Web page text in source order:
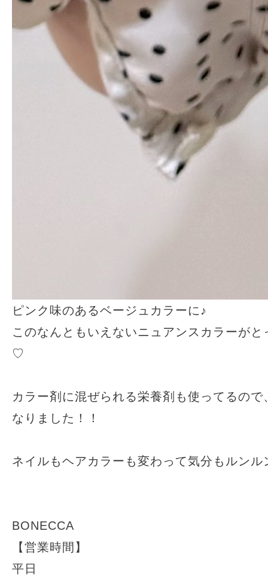
ピンク味のあるベージュカラーに♪
このなんともいえないニュアンスカラーが
♡
カラー剤に混ぜられる栄養剤も使ってるの
なりました！！
ネイルもヘアカラーも変わって気分もルン
BONECCA
【営業時間】
平日